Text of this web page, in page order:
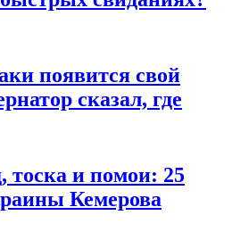
появится свой
сказал, где
тоска и помои: 25
Кемерова